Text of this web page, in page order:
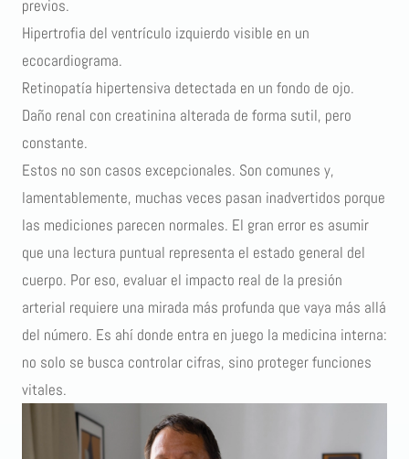
previos.
Hipertrofia del ventrículo izquierdo visible en un
ecocardiograma.
Retinopatía hipertensiva detectada en un fondo de ojo.
Daño renal con creatinina alterada de forma sutil, pero
constante.
Estos no son casos excepcionales. Son comunes y,
lamentablemente, muchas veces pasan inadvertidos porque
las mediciones parecen normales. El gran error es asumir
que una lectura puntual representa el estado general del
cuerpo. Por eso, evaluar el impacto real de la presión
arterial requiere una mirada más profunda que vaya más allá
del número. Es ahí donde entra en juego la medicina interna:
no solo se busca controlar cifras, sino proteger funciones
vitales.